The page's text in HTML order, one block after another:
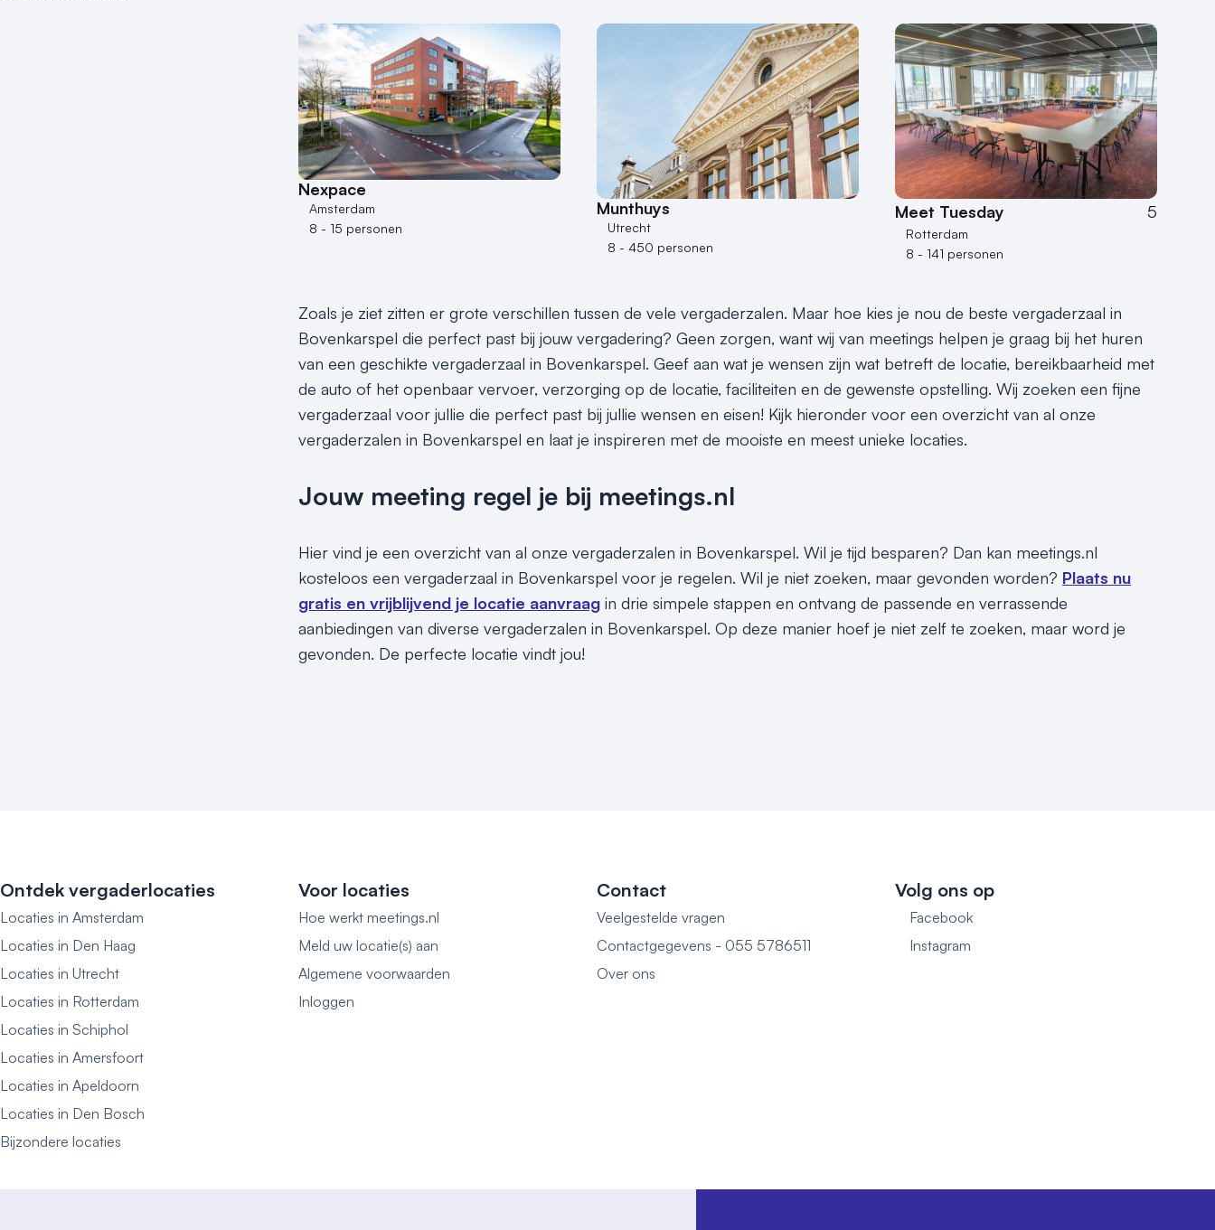
Nexpace
Amsterdam
8 - 15 personen
Munthuys
Utrecht
8 - 450 personen
Meet Tuesday 5
Rotterdam
8 - 141 personen
Zoals je ziet zitten er grote verschillen tussen de vele vergaderzalen. Maar hoe kies je nou de beste vergaderzaal in
Bovenkarspel die perfect past bij jouw vergadering? Geen zorgen, want wij van meetings helpen je graag bij het huren
van een geschikte vergaderzaal in Bovenkarspel. Geef aan wat je wensen zijn wat betreft de locatie, bereikbaarheid met
de auto of het openbaar vervoer, verzorging op de locatie, faciliteiten en de gewenste opstelling. Wij zoeken een fijne
vergaderzaal voor jullie die perfect past bij jullie wensen en eisen! Kijk hieronder voor een overzicht van al onze
vergaderzalen in Bovenkarspel en laat je inspireren met de mooiste en meest unieke locaties.
Jouw meeting regel je bij meetings.nl
Hier vind je een overzicht van al onze vergaderzalen in Bovenkarspel. Wil je tijd besparen? Dan kan meetings.nl
kosteloos een vergaderzaal in Bovenkarspel voor je regelen. Wil je niet zoeken, maar gevonden worden? Plaats nu
gratis en vrijblijvend je locatie aanvraag in drie simpele stappen en ontvang de passende en verrassende
aanbiedingen van diverse vergaderzalen in Bovenkarspel. Op deze manier hoef je niet zelf te zoeken, maar word je
gevonden. De perfecte locatie vindt jou!
Ontdek vergaderlocaties
Locaties in Amsterdam
Locaties in Den Haag
Locaties in Utrecht
Locaties in Rotterdam
Locaties in Schiphol
Locaties in Amersfoort
Locaties in Apeldoorn
Locaties in Den Bosch
Bijzondere locaties
Voor locaties
Hoe werkt meetings.nl
Meld uw locatie(s) aan
Algemene voorwaarden
Inloggen
Contact
Veelgestelde vragen
Contactgegevens - 055 5786511
Over ons
Volg ons op
Facebook
Instagram